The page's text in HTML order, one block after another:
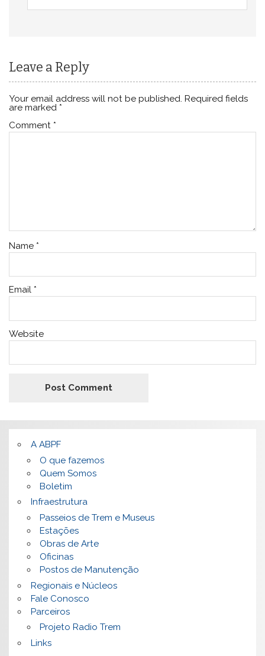
Leave a Reply
Your email address will not be published. Required fields
are marked *
Comment *
Name *
Email *
Website
A ABPF
O que fazemos
Quem Somos
Boletim
Infraestrutura
Passeios de Trem e Museus
Estações
Obras de Arte
Oficinas
Postos de Manutenção
Regionais e Núcleos
Fale Conosco
Parceiros
Projeto Radio Trem
Links